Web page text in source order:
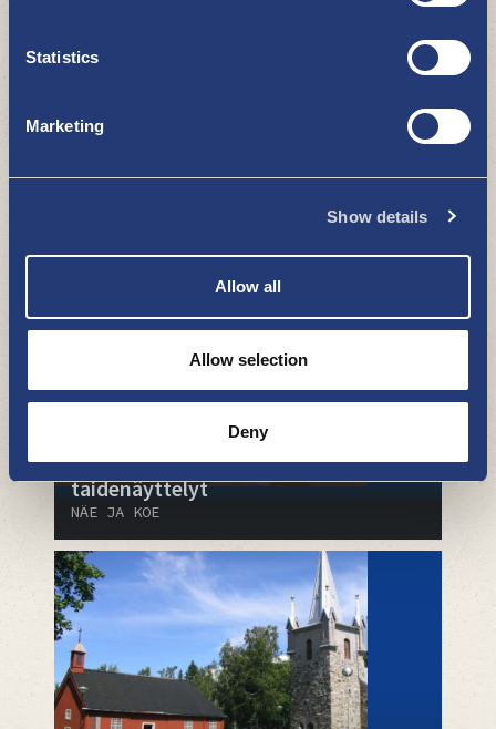
Statistics
Marketing
Show details
Allow all
Allow selection
Deny
Kulttuurikeskus Crusellin
taidenäyttelyt
NÄE JA KOE